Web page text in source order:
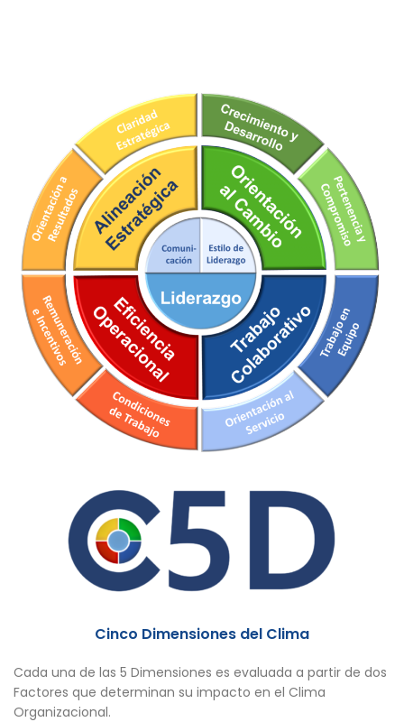
Cinco Dimensiones del Clima
Cada una de las 5 Dimensiones es evaluada a partir de dos
Factores que determinan su impacto en el Clima
Organizacional.